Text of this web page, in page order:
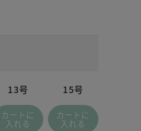
13号
カートに
入れる
15号
カートに
入れる